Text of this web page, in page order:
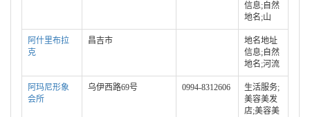
信息;自然
地名;山
阿什里布拉
克
昌吉市
地名地址
信息;自然
地名;河流
阿玛尼形象
会所
乌伊西路69号 0994-8312606
生活服务;
美容美发
店;美容美